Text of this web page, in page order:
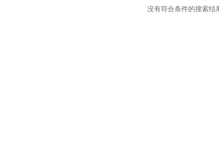
没有符合条件的搜索结